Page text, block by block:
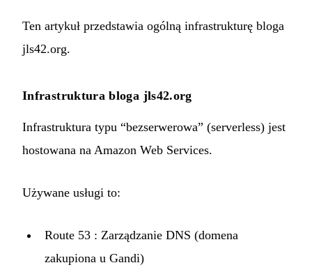
Ten artykuł przedstawia ogólną infrastrukturę bloga
jls42.org.
Infrastruktura bloga jls42.org
Infrastruktura typu “bezserwerowa” (serverless) jest
hostowana na Amazon Web Services.
Używane usługi to:
Route 53 : Zarządzanie DNS (domena
zakupiona u Gandi)